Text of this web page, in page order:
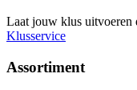
Laat jouw klus uitvoeren
Klusservice
Assortiment